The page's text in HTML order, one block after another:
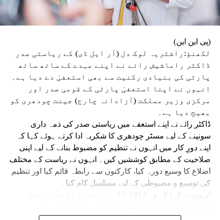
(پی این این)
لکھنؤ:راشٹریہ لوک دل (آر ایل ڈی) کے ریاستی صدر
ڈاکٹر راماشیش رائے نے اپنے عہدے کے ساتھ ساتھ
پارٹی کی بنیادی رکنیت سے بھی استعفیٰ دے دیا ہے۔
انہوں نے اپنا استعفیٰ پارٹی کے قومی صدر اور
مرکزی وزیر مملکت (آزادانہ چارج) جینت چودھری کو
بھیج دیا ہے۔
ڈاکٹر رائے نے اپنے استعفے میں ریاستی صدر کی ذمہ داری
سونپنے کے لیے مسٹر چودھری کا شکریہ ادا کرتے ہوئے کہا کہ
اپنے دورِ کار میں انہوں نے تنظیم کو مضبوط بنانے کے لیے اپنی
صلاحیت کے مطابق کوششیں کیں۔ انہوں نے ریاست کے مختلف
اضلاع کا وسیع دورہ کیا، کارکنوں سے رابطہ قائم کیا اور تنظیم
کی توسیع و مضبوطی کے لیے مسلسل کام کیا۔